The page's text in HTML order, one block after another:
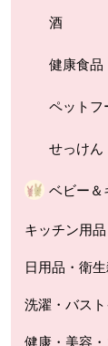
酒
健康食品
ペットフ
せっけん
ベビー＆
キッチン用
日用品・衛
洗濯・バス
健康・美容・